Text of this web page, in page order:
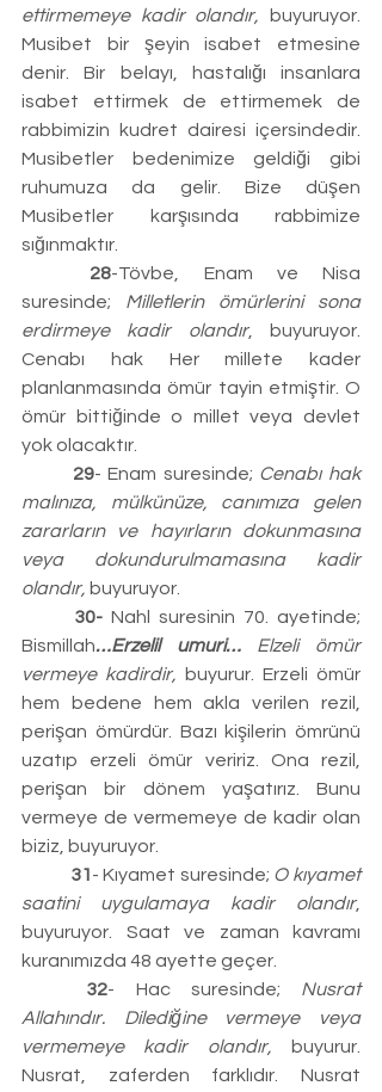
ettirmemeye kadir olandır, buyuruyor.
Musibet bir şeyin isabet etmesine
denir. Bir belayı, hastalığı insanlara
isabet ettirmek de ettirmemek de
rabbimizin kudret dairesi içersindedir.
Musibetler bedenimize geldiği gibi
ruhumuza da gelir. Bize düşen
Musibetler karşısında rabbimize
sığınmaktır.
	28
-Tövbe, Enam ve Nisa
suresinde; Milletlerin ömürlerini sona
erdirmeye kadir olandır, buyuruyor.
Cenabı hak Her millete kader
planlanmasında ömür tayin etmiştir. O
ömür bittiğinde o millet veya devlet
yok olacaktır.
	29
- Enam suresinde; Cenabı hak
malınıza, mülkünüze, canımıza gelen
zararların ve hayırların dokunmasına
veya dokundurulmamasına kadir
olandır, buyuruyor.
	30-
Nahl suresinin 70. ayetinde;
Bismillah…Erzelil umuri… Elzeli ömür
vermeye kadirdir, buyurur. Erzeli ömür
hem bedene hem akla verilen rezil,
perişan ömürdür. Bazı kişilerin ömrünü
uzatıp erzeli ömür veririz. Ona rezil,
perişan bir dönem yaşatırız. Bunu
vermeye de vermemeye de kadir olan
biziz, buyuruyor.
	31
- Kıyamet suresinde; O kıyamet
saatini uygulamaya kadir olandır,
buyuruyor. Saat ve zaman kavramı
kuranımızda 48 ayette geçer.
	32
- Hac suresinde; Nusrat
Allahındır. Dilediğine vermeye veya
vermemeye kadir olandır,
buyurur.
Nusrat, zaferden farklıdır. Nusrat